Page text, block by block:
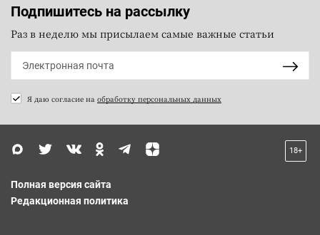
Подпишитесь на рассылку
Раз в неделю мы присылаем самые важные статьи
Я даю согласие на обработку персональных данных
18+
Полная версия сайта
Редакционная политика